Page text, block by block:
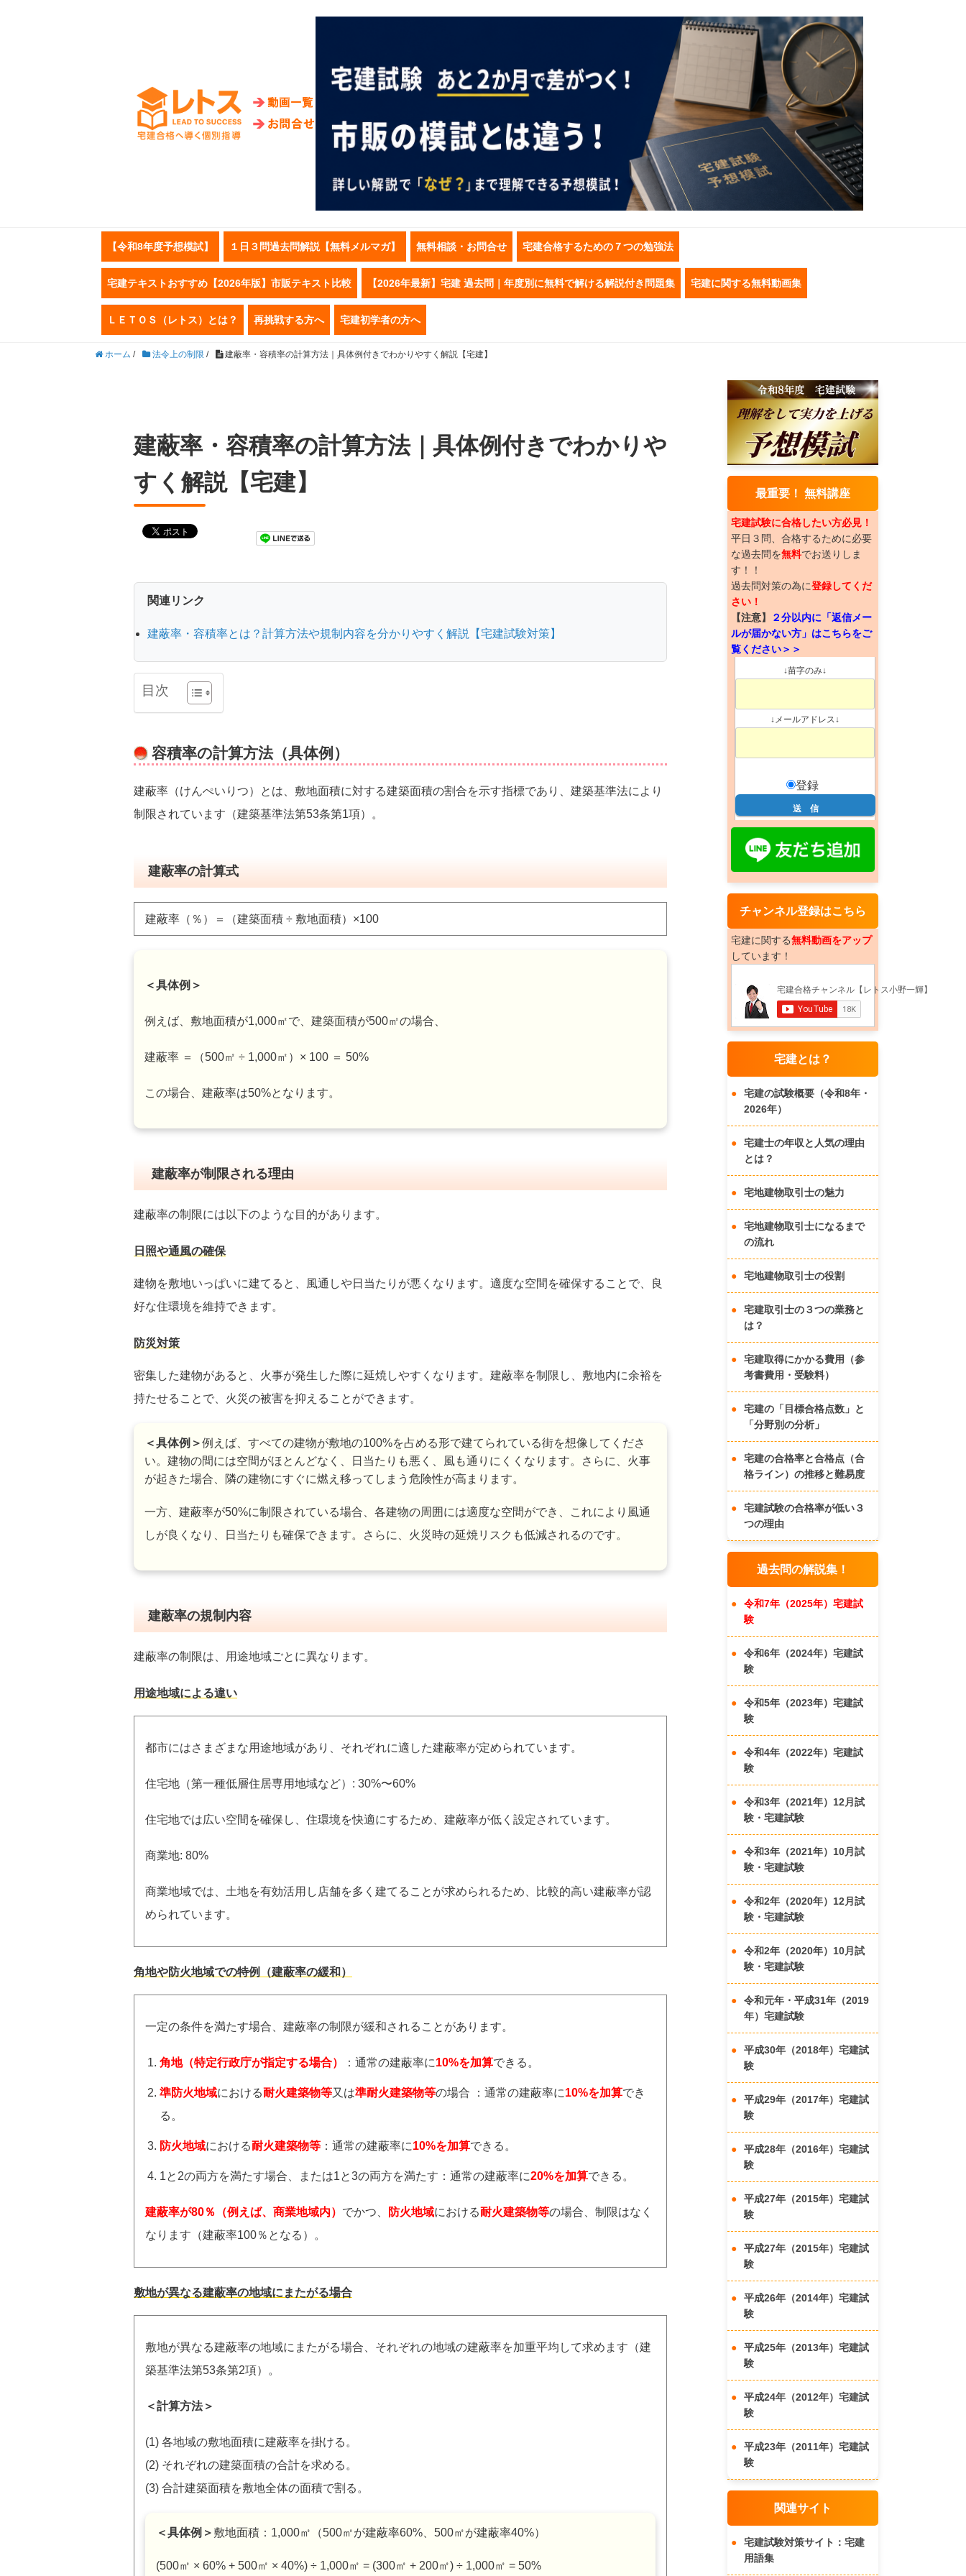
【令和8年度予想模試】 １日３問過去問解説【無料メルマガ】 無料相談・お問合せ 宅建合格するための７つの勉強法
宅建テキストおすすめ【2026年版】市販テキスト比較 【2026年最新】宅建 過去問｜年度別に無料で解ける解説付き問題集 宅建に関する無料動画集
ＬＥＴＯＳ（レトス）とは？ 再挑戦する方へ 宅建初学者の方へ
ホーム / 法令上の制限 / 建蔽率・容積率の計算方法｜具体例付きでわかりやすく解説【宅建】
建蔽率・容積率の計算方法｜具体例付きでわかりや
すく解説【宅建】
関連リンク
建蔽率・容積率とは？計算方法や規制内容を分かりやすく解説【宅建試験対策】
目次
容積率の計算方法（具体例）
建蔽率（けんぺいりつ）とは、敷地面積に対する建築面積の割合を示す指標であり、建築基準法により
制限されています（建築基準法第53条第1項）。
建蔽率の計算式
建蔽率（％）＝（建築面積 ÷ 敷地面積）×100
＜具体例＞
例えば、敷地面積が1,000㎡で、建築面積が500㎡の場合、
建蔽率 ＝（500㎡ ÷ 1,000㎡）× 100 ＝ 50%
この場合、建蔽率は50%となります。
建蔽率が制限される理由
建蔽率の制限には以下のような目的があります。
日照や通風の確保
建物を敷地いっぱいに建てると、風通しや日当たりが悪くなります。適度な空間を確保することで、良
好な住環境を維持できます。
防災対策
密集した建物があると、火事が発生した際に延焼しやすくなります。建蔽率を制限し、敷地内に余裕を
持たせることで、火災の被害を抑えることができます。
＜具体例＞例えば、すべての建物が敷地の100%を占める形で建てられている街を想像してくださ
い。建物の間には空間がほとんどなく、日当たりも悪く、風も通りにくくなります。さらに、火事
が起きた場合、隣の建物にすぐに燃え移ってしまう危険性が高まります。
一方、建蔽率が50%に制限されている場合、各建物の周囲には適度な空間ができ、これにより風通
しが良くなり、日当たりも確保できます。さらに、火災時の延焼リスクも低減されるのです。
建蔽率の規制内容
建蔽率の制限は、用途地域ごとに異なります。
用途地域による違い
都市にはさまざまな用途地域があり、それぞれに適した建蔽率が定められています。
住宅地（第一種低層住居専用地域など）: 30%〜60%
住宅地では広い空間を確保し、住環境を快適にするため、建蔽率が低く設定されています。
商業地: 80%
商業地域では、土地を有効活用し店舗を多く建てることが求められるため、比較的高い建蔽率が認
められています。
角地や防火地域での特例（建蔽率の緩和）
一定の条件を満たす場合、建蔽率の制限が緩和されることがあります。
角地（特定行政庁が指定する場合） ：通常の建蔽率に10%を加算できる。
準防火地域における耐火建築物等又は準耐火建築物等の場合 ：通常の建蔽率に10%を加算でき
る。
防火地域における耐火建築物等 ：通常の建蔽率に10%を加算できる。
1と2の両方を満たす場合、または1と3の両方を満たす：通常の建蔽率に20%を加算できる。
建蔽率が80％（例えば、商業地域内） でかつ、 防火地域における耐火建築物等の場合、制限はなく
なります（建蔽率100％となる）。
敷地が異なる建蔽率の地域にまたがる場合
敷地が異なる建蔽率の地域にまたがる場合、それぞれの地域の建蔽率を加重平均して求めます（建
築基準法第53条第2項）。
＜計算方法＞
(1) 各地域の敷地面積に建蔽率を掛ける。
(2) それぞれの建築面積の合計を求める。
(3) 合計建築面積を敷地全体の面積で割る。
＜具体例＞ 敷地面積：1,000㎡（500㎡が建蔽率60%、500㎡が建蔽率40%）
(500㎡ × 60% + 500㎡ × 40%) ÷ 1,000㎡ = (300㎡ + 200㎡) ÷ 1,000㎡ = 50%
最重要！ 無料講座
宅建試験に合格したい方必見！
平日３問、合格するために必要
な過去問を無料でお送りしま
す！！
過去問対策の為に登録してくだ
さい！
【注意】
２分以内に「返信メー
ルが届かない方」はこちらをご
覧ください＞＞
↓苗字のみ↓
↓メールアドレス↓
登録
チャンネル登録はこちら
宅建に関する無料動画をアップ
しています！
宅建とは？
宅建の試験概要（令和8年・
2026年）
宅建士の年収と人気の理由
とは？
宅地建物取引士の魅力
宅地建物取引士になるまで
の流れ
宅地建物取引士の役割
宅建取引士の３つの業務と
は？
宅建取得にかかる費用（参
考書費用・受験料）
宅建の「目標合格点数」と
「分野別の分析」
宅建の合格率と合格点（合
格ライン）の推移と難易度
宅建試験の合格率が低い３
つの理由
過去問の解説集！
令和7年（2025年）宅建試
験
令和6年（2024年）宅建試
験
令和5年（2023年）宅建試
験
令和4年（2022年）宅建試
験
令和3年（2021年）12月試
験・宅建試験
令和3年（2021年）10月試
験・宅建試験
令和2年（2020年）12月試
験・宅建試験
令和2年（2020年）10月試
験・宅建試験
令和元年・平成31年（2019
年）宅建試験
平成30年（2018年）宅建試
験
平成29年（2017年）宅建試
験
平成28年（2016年）宅建試
験
平成27年（2015年）宅建試
験
平成27年（2015年）宅建試
験
平成26年（2014年）宅建試
験
平成25年（2013年）宅建試
験
平成24年（2012年）宅建試
験
平成23年（2011年）宅建試
験
関連サイト
宅建試験対策サイト：宅建
用語集